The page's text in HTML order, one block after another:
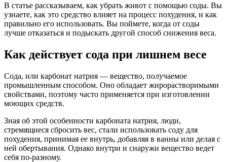
В статье рассказываем, как убрать живот с помощью соды. Вы
узнаете, как это средство влияет на процесс похудения, и как
правильно его использовать. Вы поймете, когда от соды
лучше отказаться и подыскать другой способ снижения веса.
Как действует сода при лишнем весе
Сода, или карбонат натрия — вещество, получаемое
промышленным способом. Оно обладает жирорастворимыми
свойствами, поэтому часто применяется при изготовлении
моющих средств.
Зная об этой особенности карбоната натрия, люди,
стремящиеся сбросить вес, стали использовать соду для
похудения, принимая ее внутрь, добавляя в ванны или делая с
ней обертывания. Однако внутри и снаружи вещество ведет
себя по-разному.